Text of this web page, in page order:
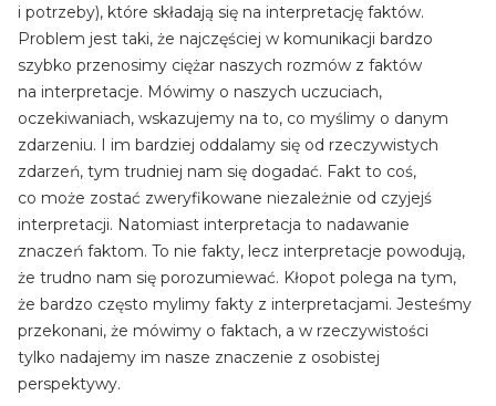
i potrzeby), które składają się na interpretację faktów.
Problem jest taki, że najczęściej w komunikacji bardzo
szybko przenosimy ciężar naszych rozmów z faktów
na interpretacje. Mówimy o naszych uczuciach,
oczekiwaniach, wskazujemy na to, co myślimy o danym
zdarzeniu. I im bardziej oddalamy się od rzeczywistych
zdarzeń, tym trudniej nam się dogadać. Fakt to coś,
co może zostać zweryfikowane niezależnie od czyjejś
interpretacji. Natomiast interpretacja to nadawanie
znaczeń faktom. To nie fakty, lecz interpretacje powodują,
że trudno nam się porozumiewać. Kłopot polega na tym,
że bardzo często mylimy fakty z interpretacjami. Jesteśmy
przekonani, że mówimy o faktach, a w rzeczywistości
tylko nadajemy im nasze znaczenie z osobistej
perspektywy.